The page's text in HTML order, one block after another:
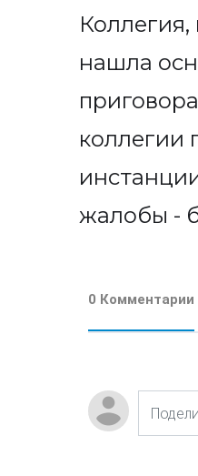
нашла
коллегии
жалобы -
0 Комментарии